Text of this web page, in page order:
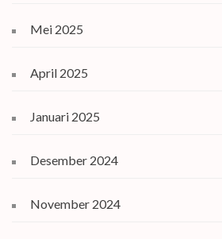
Mei 2025
April 2025
Januari 2025
Desember 2024
November 2024